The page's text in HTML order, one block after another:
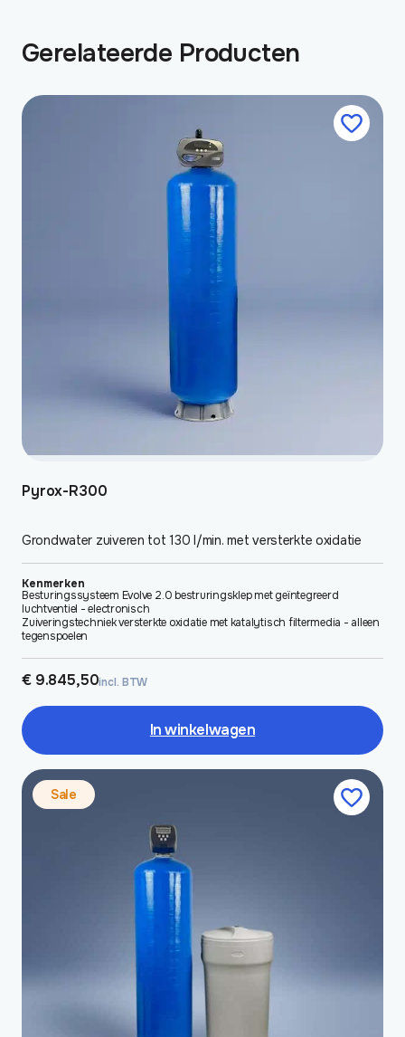
Gerelateerde Producten
Pyrox-R300
Grondwater zuiveren tot 130 l/min. met versterkte oxidatie
Kenmerken
Besturingssysteem Evolve 2.0 bestruringsklep met geïntegreerd
luchtventiel - electronisch
Zuiveringstechniek versterkte oxidatie met katalytisch filtermedia - alleen
tegenspoelen
€9.845,50incl. BTW
In winkelwagen